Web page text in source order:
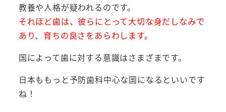
教養や人格が疑われるのです。
それほど歯は、彼らにとって大切な身だしなみで
あり、育ちの良さをあらわします。
国によって歯に対する意識はさまざまです。
日本ももっと予防歯科中心な国になるといいです
ね！